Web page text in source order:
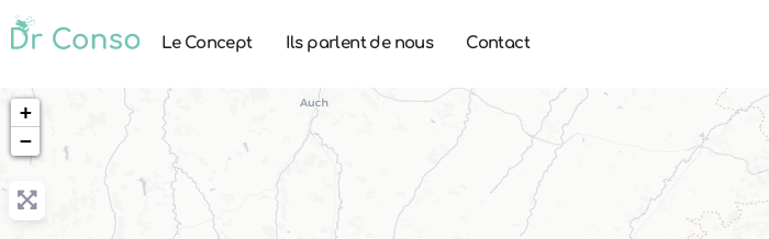
Le Concept Ils parlent de nous Contact
+
−